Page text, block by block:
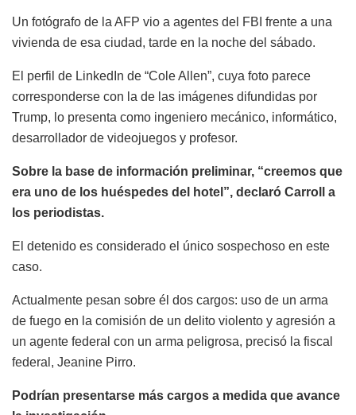
Un fotógrafo de la AFP vio a agentes del FBI frente a una
vivienda de esa ciudad, tarde en la noche del sábado.
El perfil de LinkedIn de “Cole Allen”, cuya foto parece
corresponderse con la de las imágenes difundidas por
Trump, lo presenta como ingeniero mecánico, informático,
desarrollador de videojuegos y profesor.
Sobre la base de información preliminar, “creemos que
era uno de los huéspedes del hotel”, declaró Carroll a
los periodistas.
El detenido es considerado el único sospechoso en este
caso.
Actualmente pesan sobre él dos cargos: uso de un arma
de fuego en la comisión de un delito violento y agresión a
un agente federal con un arma peligrosa, precisó la fiscal
federal, Jeanine Pirro.
Podrían presentarse más cargos a medida que avance